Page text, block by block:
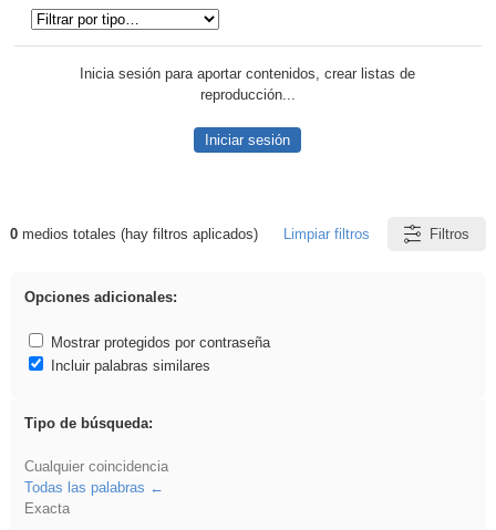
Inicia sesión para aportar contenidos, crear listas de
reproducción...
Iniciar sesión
Resultados de: rezo
0medios totales (hay filtros aplicados) Limpiar filtros Filtros
Opciones adicionales:
Mostrar protegidos por contraseña
Incluir palabras similares
Tipo de búsqueda:
Cualquier coincidencia
Todas las palabras
Exacta